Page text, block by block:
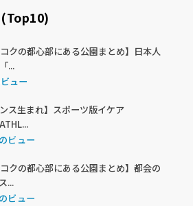
コクの都心部にある公園まとめ】日本人
...
ュー
ンス生まれ】スポーツ版イケア
ビュー
コクの都心部にある公園まとめ】都会の
...
ビュー